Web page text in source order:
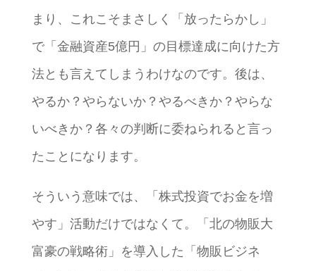
まり、これこそまさしく「放ったらかし」
で「金融資産5億円」の目標達成に向けた方
法とも言えてしまうわけなのです。後は、
やるか？やらないか？やるべきか？やらな
いべきか？各々の判断に委ねられると言っ
たことになります。
そういう意味では、「株式投資でお金を増
やす」活動だけではなくて。「北の物販大
富豪の戦略術」を導入した「物販ビジネ